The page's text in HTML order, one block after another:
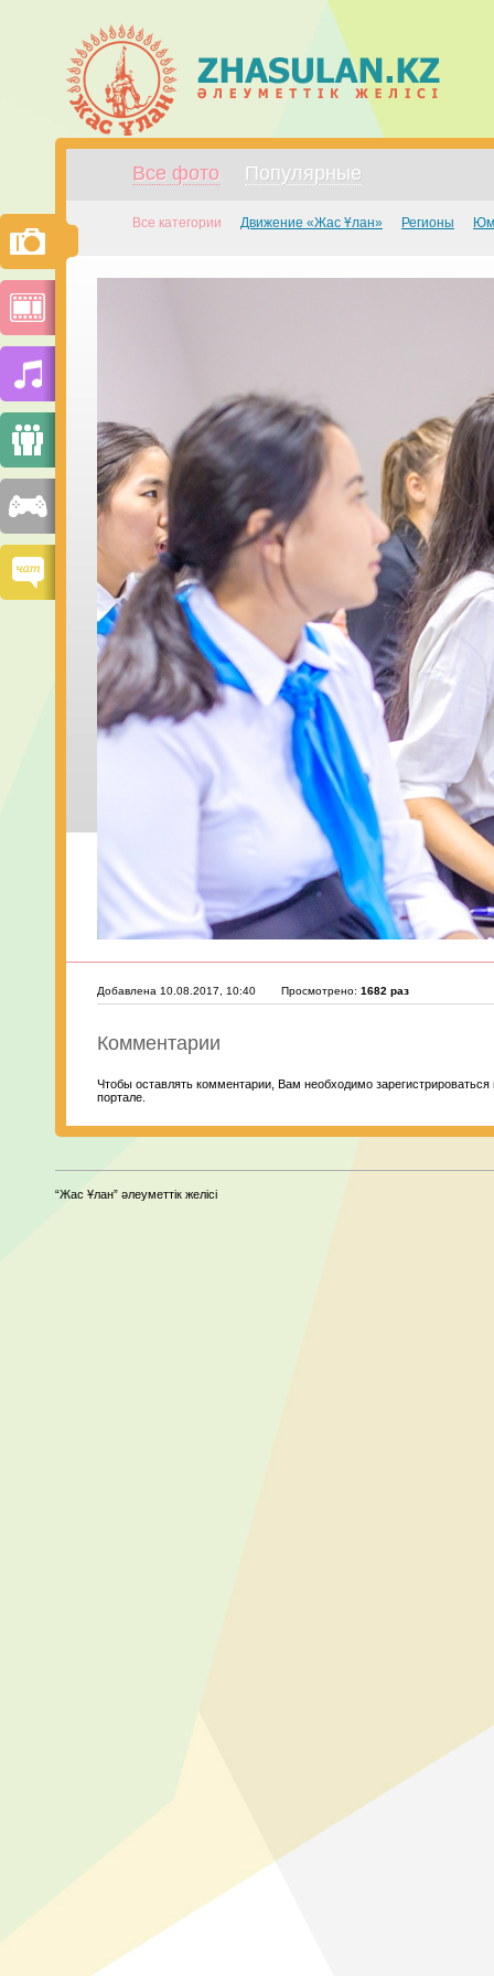
Все фото Популярные
Все категории Движение «Жас Ұлан» Регионы
Добавлена 10.08.2017, 10:40 Просмотрено: 1682 раз
Комментарии
Чтобы оставлять комментарии, Вам необходимо зарегистрироваться
портале.
“Жас Ұлан” әлеуметтік желісі